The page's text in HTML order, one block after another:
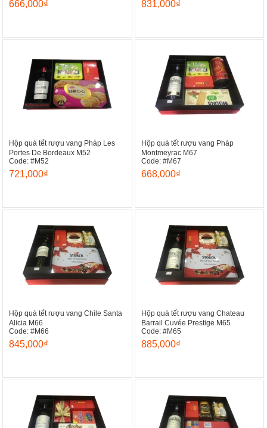
666,000₫ 831,000₫
Hộp quà tết rượu vang Pháp Les
Portes De Bordeaux M52
Code: #M52
721,000₫
Hộp quà tết rượu vang Pháp
Montmeyrac M67
Code: #M67
668,000₫
Hộp quà tết rượu vang Chile Santa
Alicia M66
Code: #M66
845,000₫
Hộp quà tết rượu vang Chateau
Barrail Cuvée Prestige M65
Code: #M65
885,000₫